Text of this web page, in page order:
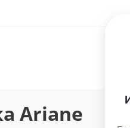
Ariane